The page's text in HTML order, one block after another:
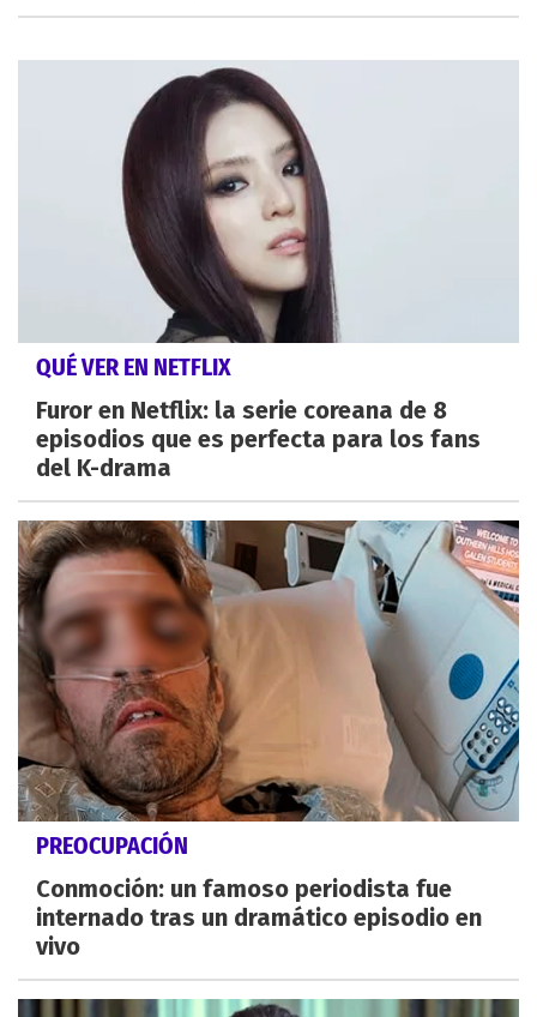
QUÉ VER EN NETFLIX
Furor en Netflix: la serie coreana de 8
episodios que es perfecta para los fans
del K-drama
PREOCUPACIÓN
Conmoción: un famoso periodista fue
internado tras un dramático episodio en
vivo